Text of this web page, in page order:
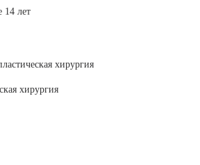
14 лет
хирургия
хирургия